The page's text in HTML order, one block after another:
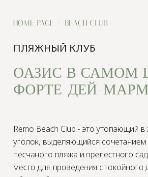
БРОНИРОВАНИЕ
DINE & DRINK
Меню
Бар на пляже
Пляжный ресторан
EVENTS
Частные мероприятия
HOME PAGE BEACH CLUB
ПЛЯЖНЫЙ КЛУБ
ОАЗИС В САМОМ
ФОРТЕ-ДЕЙ-
Remo Beach Club - это утопающий в
уголок, выделяющийся сочетанием
песчаного пляжа и прелестного
место для проведения спокойного